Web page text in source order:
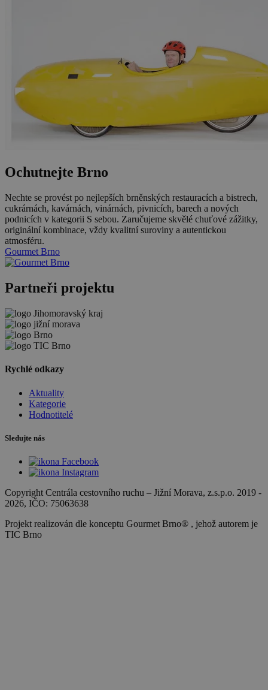
Ochutnejte Brno
Nechte se provést po nejlepších brněnských restauracích a bistrech,
cukrárnách, kavárnách, vinárnách, pivnicích, barech a nových
podnicích v kategorii S sebou. Zaručujeme skvělé chuťové zážitky,
originální kombinace, vždy kvalitní suroviny a autentickou
atmosféru.
Gourmet Brno
Partneři projektu
Rychlé odkazy
Aktuality
Kategorie
Hodnotitelé
Sledujte nás
Copyright Centrála cestovního ruchu – Jižní Morava, z.s.p.o. 2019 -
2026, IČO: 75063638
Projekt realizován dle konceptu Gourmet Brno® , jehož autorem je
TIC Brno